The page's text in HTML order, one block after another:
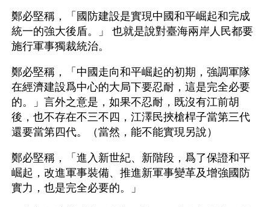
鄭必堅稱，「國防建設是實現中國和平崛起和完成
統一的強大後盾。」 也就是說對臺海兩岸人民都要
施行軍事獨裁統治。
鄭必堅稱，「中國走向和平崛起的初期，強調軍隊
在經濟建設爲中心的大局下要忍耐，這是完全必要
的。」言外之意是，如果不忍耐，既沒有江前胡
後，也不存在不三不四，江澤民挾槍桿子當第三代
還要當第四代。（當然，能不能實現另說）
鄭必堅稱，「進入新世紀、新階段，爲了保證和平
崛起，改進軍事裝備、推進新軍事變革及增強國防
實力，也是完全必要的。」